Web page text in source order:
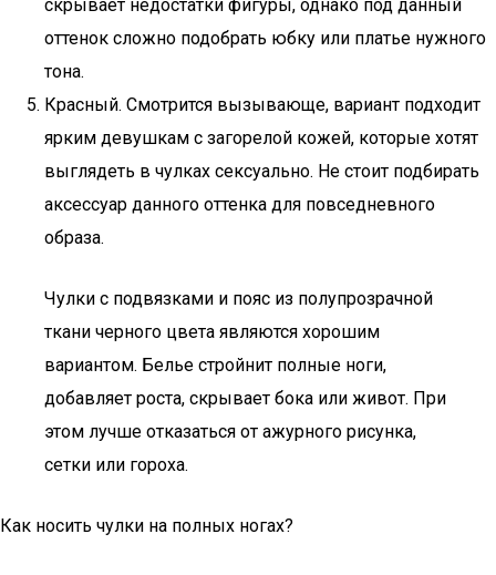
скрывает недостатки фигуры, однако под данный
оттенок сложно подобрать юбку или платье нужного
тона.
Красный. Смотрится вызывающе, вариант подходит
ярким девушкам с загорелой кожей, которые хотят
выглядеть в чулках сексуально. Не стоит подбирать
аксессуар данного оттенка для повседневного
образа.
Чулки с подвязками и пояс из полупрозрачной
ткани черного цвета являются хорошим
вариантом. Белье стройнит полные ноги,
добавляет роста, скрывает бока или живот. При
этом лучше отказаться от ажурного рисунка,
сетки или гороха.
Как носить чулки на полных ногах?